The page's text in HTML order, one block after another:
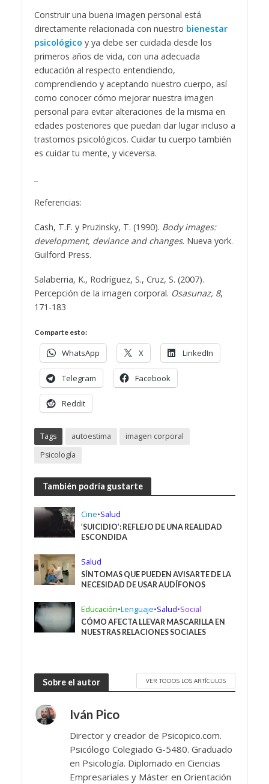
Construir una buena imagen personal está
directamente relacionada con nuestro bienestar
psicológico y ya debe ser cuidada desde los
primeros años de vida, con una adecuada
educación al respecto entendiendo,
comprendiendo y aceptando nuestro cuerpo, así
como conocer cómo mejorar nuestra imagen
personal para evitar alteraciones de la misma en
edades posteriores que puedan dar lugar incluso a
trastornos psicológicos. Cuidar tu cuerpo también
es cuidar tu mente, y viceversa.
Referencias:
Cash, T.F. y Pruzinsky, T. (1990). Body images:
development, deviance and changes. Nueva york.
Guilford Press.
Salaberria, K., Rodríguez, S., Cruz, S. (2007).
Percepción de la imagen corporal. Osasunaz, 8,
171-183
Comparte esto:
WhatsApp X LinkedIn
Telegram Facebook
Reddit
Tags autoestima
imagen corporal
Psicología
También podría gustarte
Cine•Salud
’SUICIDIO’: REFLEJO DE UNA REALIDAD
ESCONDIDA
Salud
SÍNTOMAS QUE PUEDEN AVISARTE DE LA
NECESIDAD DE USAR AUDÍFONOS
Educación•Lenguaje•Salud•Social
CÓMO AFECTA LLEVAR MASCARILLA EN
NUESTRAS RELACIONES SOCIALES
Sobre el autor VER TODOS LOS ARTÍCULOS
Iván Pico
Director y creador de Psicopico.com.
Psicólogo Colegiado G-5480. Graduado
en Psicología. Diplomado en Ciencias
Empresariales y Máster en Orientación